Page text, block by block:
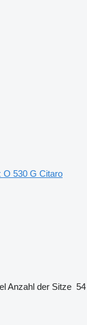
O 530 G Citaro
Anzahl der Sitze 54